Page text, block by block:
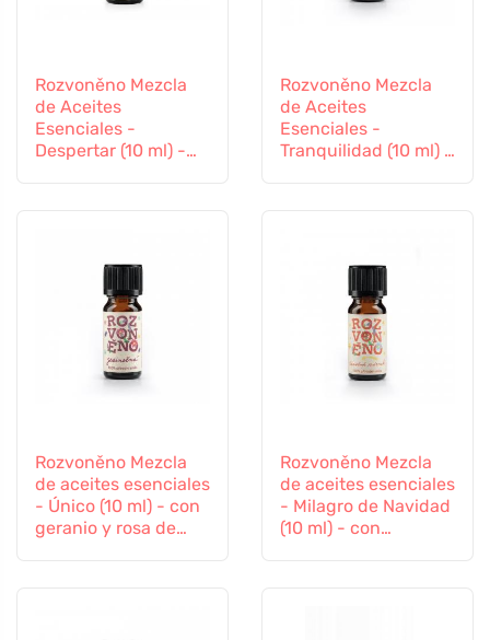
Rozvoněno Mezcla
de Aceites
Esenciales -
Despertar (10 ml) -
Rozvoněno Mezcla
de Aceites
Esenciales -
Tranquilidad (10 ml) -
Rozvoněno Mezcla
de aceites esenciales
- Único (10 ml) - con
geranio y rosa de
Rozvoněno Mezcla
de aceites esenciales
- Milagro de Navidad
(10 ml) - con